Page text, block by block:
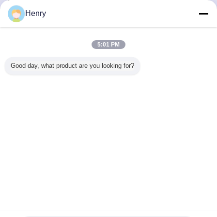
Bengali
ডেস্কটপ দেখুন
Henry
5:01 PM
Good day, what product are you looking for?